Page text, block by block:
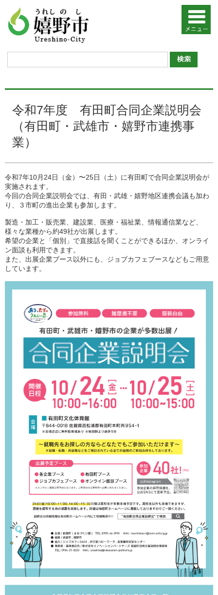
令和7年度 有田町合同企業説明会
（有田町・武雄市・嬉野市連携事
業）
令和7年10月24日（金）〜25日（土）に有田町で合同企業説明会が
実施されます。
今回の合同企業説明会では、有田・武雄・嬉野地区連携会議も加わ
り、３市町の進出企業も参加します。
製造・加工・販売業、建設業、医療・福祉業、情報通信業など、
様々な業種から約49社が出展します。
希望の企業と「個別」で直接話を聞くことができるほか、オンライ
ン面談も利用できます。
また、出展企業ブース以外にも、ジョブカフェブースなどもご用意
しています。